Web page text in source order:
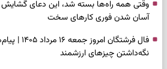
وقتی همه راه‌ها بسته شد، این دعای گشایش
آسان شدن فوری کارهای سخت
فال
نگه‌داشتن چیزهای ارزشمند